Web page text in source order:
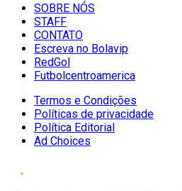
SOBRE NÓS
STAFF
CONTATO
Escreva no Bolavip
RedGol
Futbolcentroamerica
Termos e Condições
Políticas de privacidade
Política Editorial
Ad Choices